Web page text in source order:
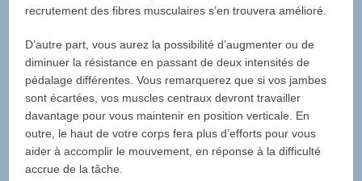
recrutement des fibres musculaires s’en trouvera amélioré.
D’autre part, vous aurez la possibilité d’augmenter ou de
diminuer la résistance en passant de deux intensités de
pédalage différentes. Vous remarquerez que si vos jambes
sont écartées, vos muscles centraux devront travailler
davantage pour vous maintenir en position verticale. En
outre, le haut de votre corps fera plus d’efforts pour vous
aider à accomplir le mouvement, en réponse à la difficulté
accrue de la tâche.